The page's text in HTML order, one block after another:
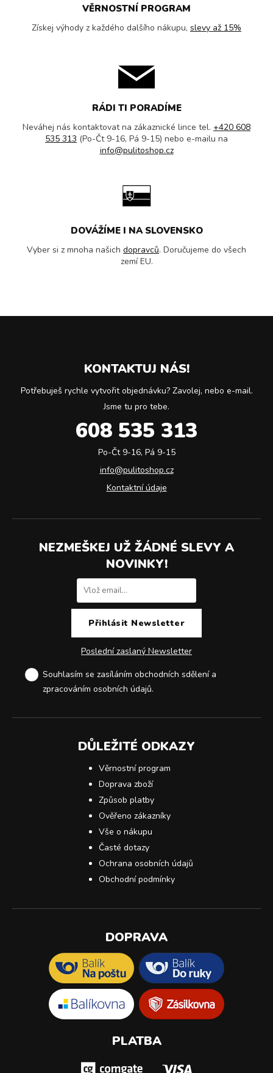
VĚRNOSTNÍ PROGRAM
Získej výhody z každého dalšího nákupu, slevy až 15%
RÁDI TI PORADÍME
Neváhej nás kontaktovat na zákaznické lince tel. +420 608
535 313 (Po-Čt 9-16, Pá 9-15) nebo e-mailu na
info@pulitoshop.cz
DOVÁŽÍME I NA SLOVENSKO
Vyber si z mnoha našich dopravců. Doručujeme do všech
zemí EU.
KONTAKTUJ NÁS!
Potřebuješ rychle vytvořit objednávku? Zavolej, nebo e-mail.
Jsme tu pro tebe.
608 535 313
Po-Čt 9-16, Pá 9-15
info@pulitoshop.cz
Kontaktní údaje
NEZMEŠKEJ UŽ ŽÁDNÉ SLEVY A
NOVINKY!
Poslední zaslaný Newsletter
Souhlasím se zasíláním obchodních sdělení a
zpracováním osobních údajů.
DŮLEŽITÉ ODKAZY
Věrnostní program
Doprava zboží
Způsob platby
Ověřeno zákazníky
Vše o nákupu
Časté dotazy
Ochrana osobních údajů
Obchodní podmínky
DOPRAVA
PLATBA